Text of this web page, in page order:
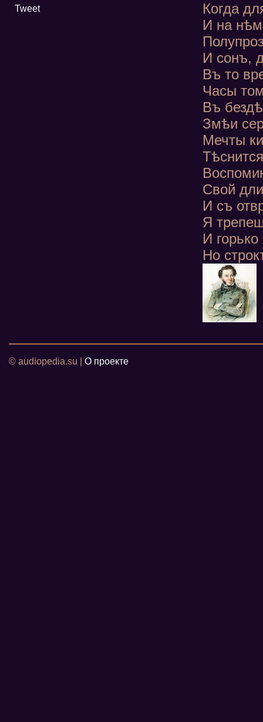
Tweet
Когда
И на
И сонъ,
Въ то
Часы
Въ
Змѣи
Мечты
Свой
И съ
Я
И
Но
© audiopedia.su | О проекте